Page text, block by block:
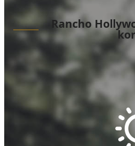
Rancho